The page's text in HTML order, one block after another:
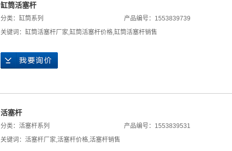
缸筒活塞杆
分类： 缸筒系列 产品编号：1553839739
关键词： 缸筒活塞杆厂家,缸筒活塞杆价格,缸筒活塞杆销售
活塞杆
分类： 活塞杆系列 产品编号：1553839531
关键词： 活塞杆厂家,活塞杆价格,活塞杆销售